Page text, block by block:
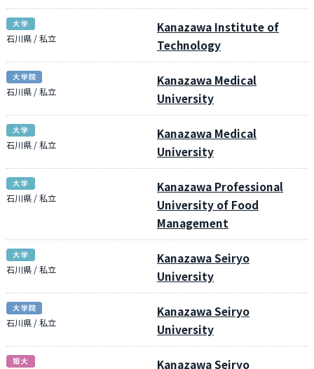
石川県 / 私立
Kanazawa Institute of
Technology
石川県 / 私立
Kanazawa Medical
University
石川県 / 私立
Kanazawa Medical
University
石川県 / 私立
Kanazawa Professional
University of Food
Management
石川県 / 私立
Kanazawa Seiryo
University
石川県 / 私立
Kanazawa Seiryo
University
Kanazawa Seiryo